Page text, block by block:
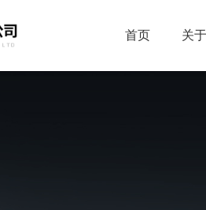
首页 关